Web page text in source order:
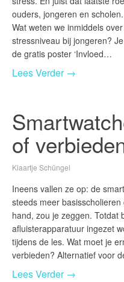
ouders, jongeren en
Wat weten we inmiddels
stressniveau bij jongeren?
de gratis poster ‘Invloed…
Lees Verder →
of
Klaartje Schüngel
Ineens vallen ze op: de
steeds meer
hand, zou je zeggen. Totdat
afluisterapparatuur ingezet
tijdens de les. Wat moet je
verbieden? Alternatief voor
Lees Verder →